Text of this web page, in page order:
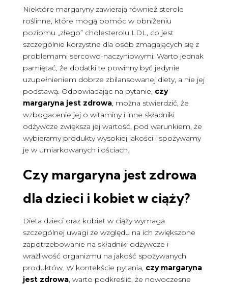
Niektóre margaryny zawierają również sterole
roślinne, które mogą pomóc w obniżeniu
poziomu „złego” cholesterolu LDL, co jest
szczególnie korzystne dla osób zmagających się z
problemami sercowo-naczyniowymi. Warto jednak
pamiętać, że dodatki te powinny być jedynie
uzupełnieniem dobrze zbilansowanej diety, a nie jej
podstawą. Odpowiadając na pytanie, czy
margaryna jest zdrowa, można stwierdzić, że
wzbogacenie jej o witaminy i inne składniki
odżywcze zwiększa jej wartość, pod warunkiem, że
wybieramy produkty wysokiej jakości i spożywamy
je w umiarkowanych ilościach.
Czy margaryna jest zdrowa
dla dzieci i kobiet w ciąży?
Dieta dzieci oraz kobiet w ciąży wymaga
szczególnej uwagi ze względu na ich zwiększone
zapotrzebowanie na składniki odżywcze i
wrażliwość organizmu na jakość spożywanych
produktów. W kontekście pytania, czy margaryna
jest zdrowa, warto podkreślić, że nowoczesne